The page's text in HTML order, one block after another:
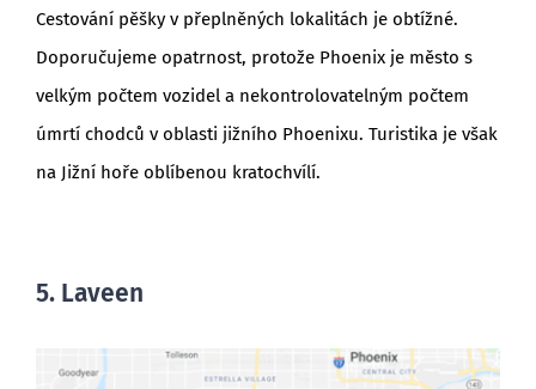
Cestování pěšky v přeplněných lokalitách je obtížné.
Doporučujeme opatrnost, protože Phoenix je město s
velkým počtem vozidel a nekontrolovatelným počtem
úmrtí chodců v oblasti jižního Phoenixu. Turistika je však
na Jižní hoře oblíbenou kratochvílí.
5. Laveen